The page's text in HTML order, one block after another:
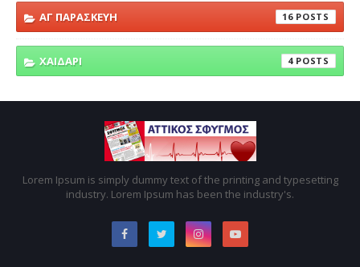
ΑΓ ΠΑΡΑΣΚΕΥΗ 16
ΧΑΙΔΑΡΙ 4
Lorem Ipsum is simply dummy text of the printing and typesetting
industry. Lorem Ipsum has been the industry's.